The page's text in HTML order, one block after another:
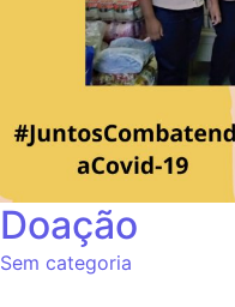
Doação
Sem categoria